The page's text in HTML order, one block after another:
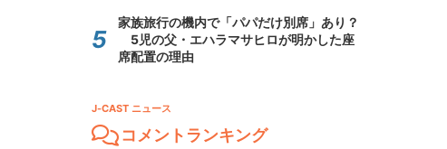
家族旅行の機内で「パパだけ別席」あり？
5児の父・エハラマサヒロが明かした座
席配置の理由
J-CAST ニュース
コメントランキング